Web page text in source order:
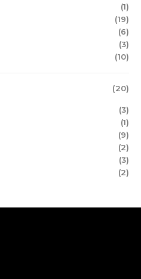
(1)
(19)
(6)
(3)
(10)
(20)
(3)
(1)
(9)
(2)
(3)
(2)